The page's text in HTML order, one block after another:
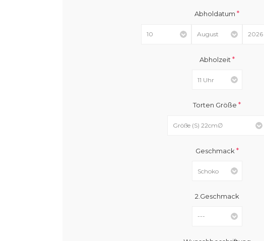
Abholdatum*
Abholzeit *
Torten Größe*
Geschmack *
2.Geschmack